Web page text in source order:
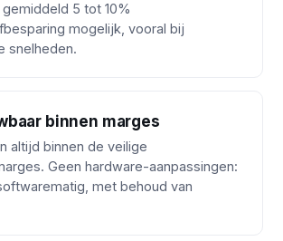
5 tot 10%
mogelijk, vooral bij
snelheden.
binnen marges
altijd binnen de veilige
Geen hardware-aanpassingen:
met behoud van